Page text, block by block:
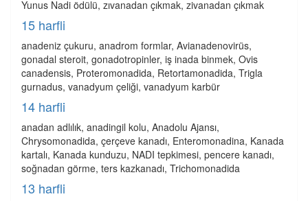
Yunus Nadi ödülü, zıvanadan çıkmak, zivanadan çıkmak
15 harfli
anadeniz çukuru, anadrom formlar, Avianadenovirüs,
gonadal steroit, gonadotropinler, iş inada binmek, Ovis
canadensis, Proteromonadida, Retortamonadida, Trigla
gurnadus, vanadyum çeliği, vanadyum karbür
14 harfli
anadan adlılık, anadingil kolu, Anadolu Ajansı,
Chrysomonadida, çerçeve kanadı, Enteromonadina, Kanada
kartalı, Kanada kunduzu, NADI tepkimesi, pencere kanadı,
soğnadan görme, ters kazkanadı, Trichomonadida
13 harfli